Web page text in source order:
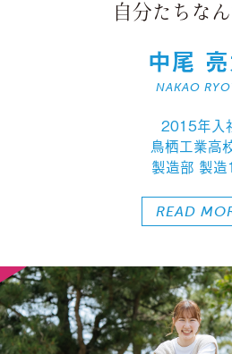
自分たちなん
中尾
NAKAO
2015年入
鳥栖工業高
製造部 製造
READ